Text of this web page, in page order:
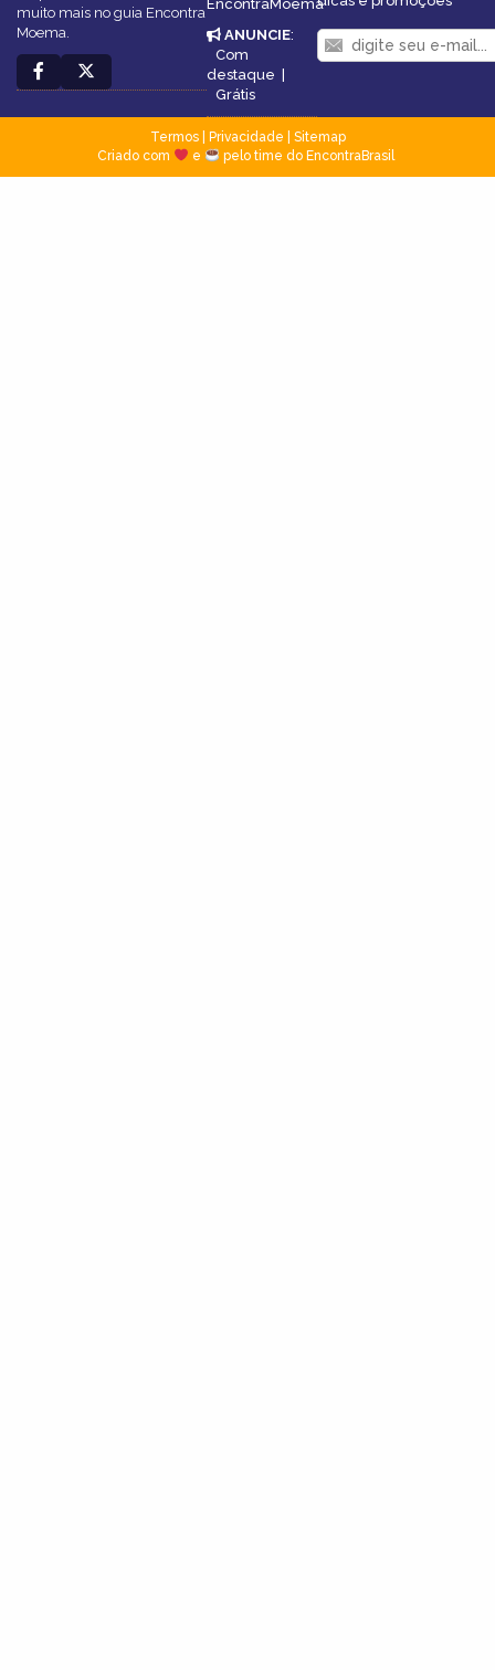
muito mais no guia Encontra
Moema.
EncontraMoema
ANUNCIE:
Com
destaque
Grátis
Termos| Privacidade
Sitemap
Criado com
e pelo time do EncontraBrasil